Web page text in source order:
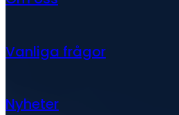
Vanliga frågor
Nyheter